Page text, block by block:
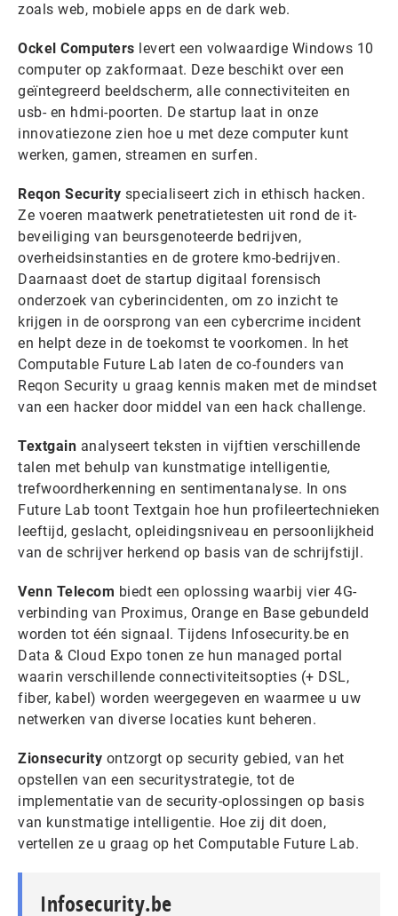
zoals web, mobiele apps en de dark web.
Ockel Computers levert een volwaardige Windows 10
computer op zakformaat. Deze beschikt over een
geïntegreerd beeldscherm, alle connectiviteiten en
usb- en hdmi-poorten. De startup laat in onze
innovatiezone zien hoe u met deze computer kunt
werken, gamen, streamen en surfen.
Reqon Security specialiseert zich in ethisch hacken.
Ze voeren maatwerk penetratietesten uit rond de it-
beveiliging van beursgenoteerde bedrijven,
overheidsinstanties en de grotere kmo-bedrijven.
Daarnaast doet de startup digitaal forensisch
onderzoek van cyberincidenten, om zo inzicht te
krijgen in de oorsprong van een cybercrime incident
en helpt deze in de toekomst te voorkomen. In het
Computable Future Lab laten de co-founders van
Reqon Security u graag kennis maken met de mindset
van een hacker door middel van een hack challenge.
Textgain analyseert teksten in vijftien verschillende
talen met behulp van kunstmatige intelligentie,
trefwoordherkenning en sentimentanalyse. In ons
Future Lab toont Textgain hoe hun profileertechnieken
leeftijd, geslacht, opleidingsniveau en persoonlijkheid
van de schrijver herkend op basis van de schrijfstijl.
Venn Telecom biedt een oplossing waarbij vier 4G-
verbinding van Proximus, Orange en Base gebundeld
worden tot één signaal. Tijdens Infosecurity.be en
Data & Cloud Expo tonen ze hun managed portal
waarin verschillende connectiviteitsopties (+ DSL,
fiber, kabel) worden weergegeven en waarmee u uw
netwerken van diverse locaties kunt beheren.
Zionsecurity ontzorgt op security gebied, van het
opstellen van een securitystrategie, tot de
implementatie van de security-oplossingen op basis
van kunstmatige intelligentie. Hoe zij dit doen,
vertellen ze u graag op het Computable Future Lab.
Infosecurity.be